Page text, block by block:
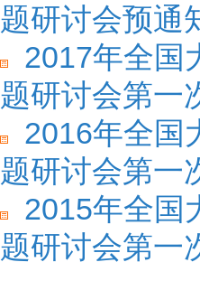
题研讨会预通
2017年全国
题研讨会第一
2016年全国
题研讨会第一
2015年全国
题研讨会第一